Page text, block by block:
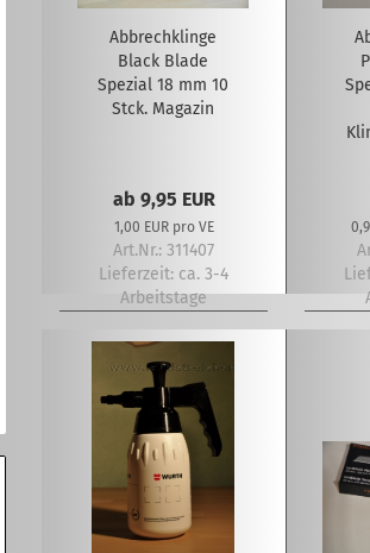
Abbrechklinge
Black Blade
Spezial 18 mm 10
Stck. Magazin
ab 9,95 EUR
1,00 EUR pro VE
Art.Nr.: 311407
Lieferzeit: ca. 3-4
Arbeitstage